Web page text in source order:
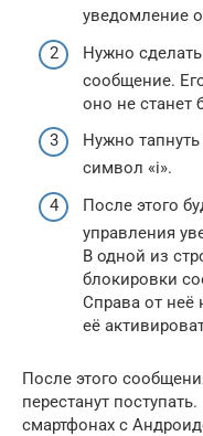
уведомление
Нужно
сообщение.
оно не станет
Нужно
символ «i».
После этого
управления
В одной из
блокировки
Справа от неё
её
После этого
перестанут
смартфонах с